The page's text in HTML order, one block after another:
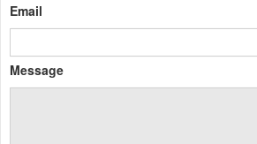
Email
Message